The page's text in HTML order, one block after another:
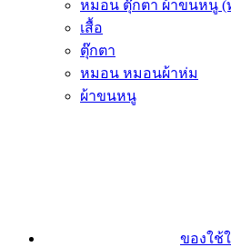
หมอน ตุ๊กตา ผ้าขนหนู (
เสื้อ
ตุ๊กตา
หมอน หมอนผ้าห่ม
ผ้าขนหนู
ของใช้